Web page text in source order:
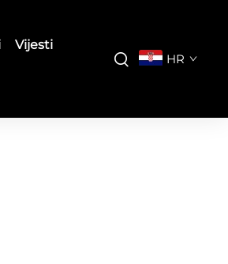
Vijesti
HR